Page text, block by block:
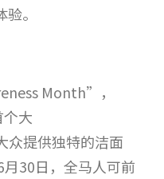
。
Month”，
大
提供独特的洁面
30日，全马人可前